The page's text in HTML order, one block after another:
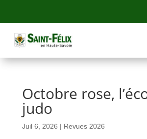
Octobre rose,
judo
Juil 6, 2026 | Revues 2026